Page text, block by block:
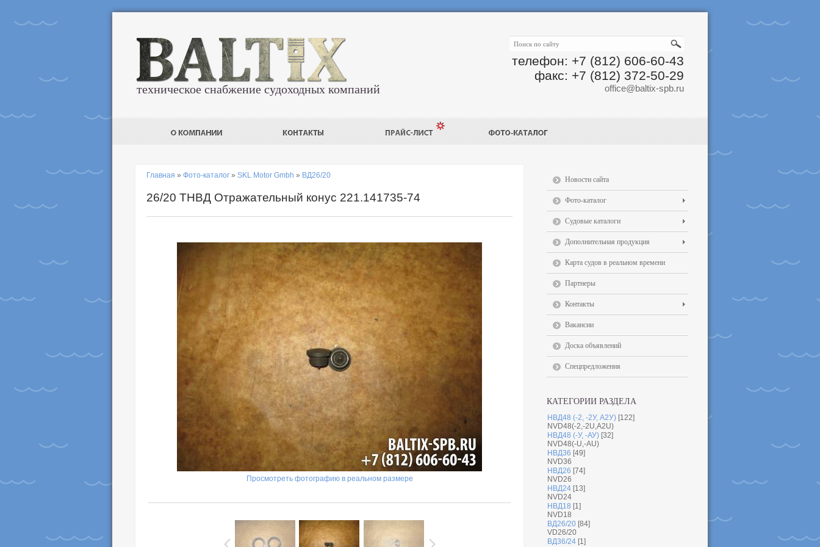
телефон: +7 (812) 606-60-43
факс: +7 (812) 372-50-29
office@baltix-spb.ru
техническое снабжение судоходных компаний
Главная » Фото-каталог » SKL Motor Gmbh » ВД26/20
26/20 ТНВД Отражательный конус 221.141735-74
Просмотреть фотографию в реальном размере
Новости сайта
Фото-каталог
Судовые каталоги
Дополнительная продукция
Карта судов в реальном времени
Партнеры
Контакты
Вакансии
Доска объявлений
Спецпредложения
КАТЕГОРИИ РАЗДЕЛА
НВД48 (-2, -2У, А2У) [122]
NVD48(-2,-2U,A2U)
НВД48 (-У, -АУ) [32]
NVD48(-U,-AU)
НВД36 [49]
NVD36
НВД26 [74]
NVD26
НВД24 [13]
NVD24
НВД18 [1]
NVD18
ВД26/20 [84]
VD26/20
ВД36/24 [1]